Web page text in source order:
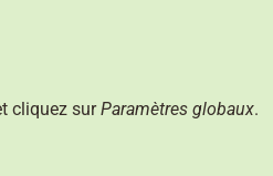
cliquez surParamètres globaux.